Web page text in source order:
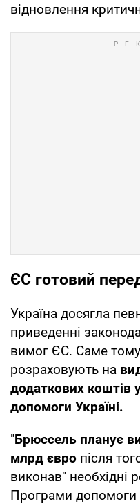
відновлення
ЄС готовий
Україна досягла
приведенні
вимог ЄС. Саме
розраховують на
додаткових коштів
допомоги Україні.
"Брюссель планує
млрд євро після
виконав" необхідні
Програми допомоги